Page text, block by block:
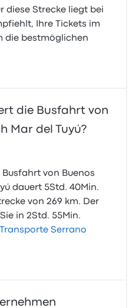
diese Strecke liegt bei
Ihre Tickets im
die bestmöglichen
die Busfahrt von
Mar del Tuyú?
von Buenos
dauert 5Std. 40Min.
von 269 km. Der
in 2Std. 55Min.
Transporte Serrano